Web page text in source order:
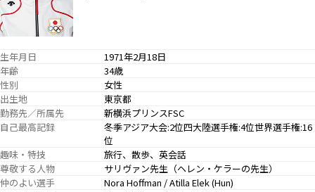
生年月日
1971年2月18日
年齢
34歳
性別
女性
出生地
東京都
勤務先／所属先
新横浜プリンスFSC
自己最高記録
冬季アジア大会:2位四大陸選手権:4位世界選手権:16
位
趣味・特技
旅行、散歩、英会話
尊敬する人物
サリヴァン先生（ヘレン・ケラーの先生）
仲のよい選手
Nora Hoffman / Atilla Elek (Hun)